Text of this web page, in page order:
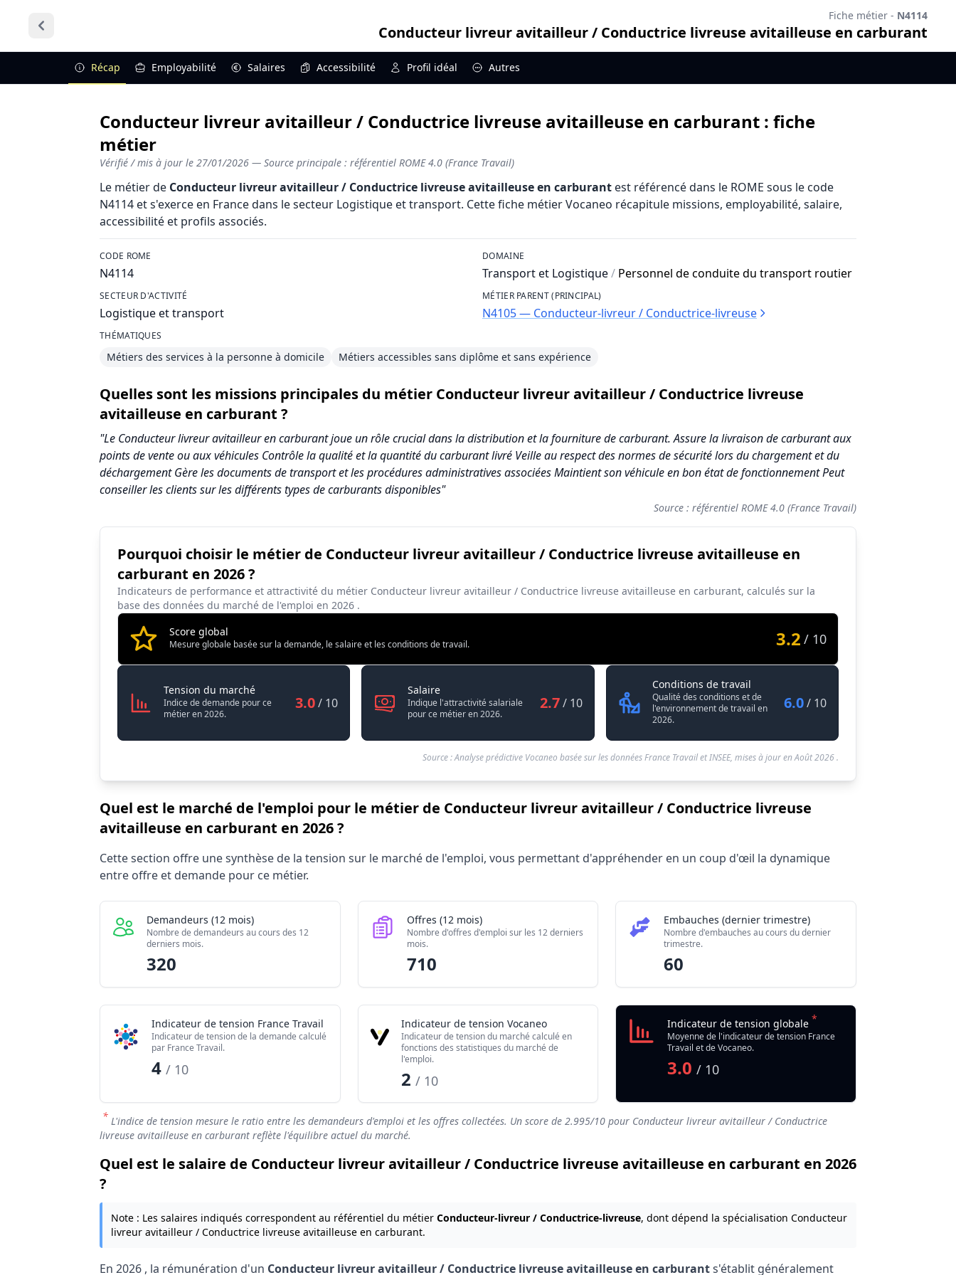
Fiche métier - N4114
Conducteur livreur avitailleur / Conductrice livreuse avitailleuse en carburant
Récap Employabilité Salaires Accessibilité Profil idéal Autres
Conducteur livreur avitailleur / Conductrice livreuse avitailleuse en carburant : fiche
métier
Vérifié / mis à jour le 27/01/2026 — Source principale : référentiel ROME 4.0 (France Travail)
Le métier de Conducteur livreur avitailleur / Conductrice livreuse avitailleuse en carburant est référencé dans le ROME sous le code
N4114 et s'exerce en France dans le secteur Logistique et transport. Cette fiche métier Vocaneo récapitule missions, employabilité, salaire,
accessibilité et profils associés.
CODE ROME
N4114
DOMAINE
Transport et Logistique/ Personnel de conduite du transport routier
SECTEUR D'ACTIVITÉ
Logistique et transport
MÉTIER PARENT (PRINCIPAL)
N4105 — Conducteur-livreur / Conductrice-livreuse
THÉMATIQUES
Métiers des services à la personne à domicile Métiers accessibles sans diplôme et sans expérience
Quelles sont les missions principales du métier Conducteur livreur avitailleur / Conductrice livreuse
avitailleuse en carburant ?
"Le Conducteur livreur avitailleur en carburant joue un rôle crucial dans la distribution et la fourniture de carburant. Assure la livraison de carburant aux
points de vente ou aux véhicules Contrôle la qualité et la quantité du carburant livré Veille au respect des normes de sécurité lors du chargement et du
déchargement Gère les documents de transport et les procédures administratives associées Maintient son véhicule en bon état de fonctionnement Peut
conseiller les clients sur les différents types de carburants disponibles"
Source : référentiel ROME 4.0 (France Travail)
Pourquoi choisir le métier de Conducteur livreur avitailleur / Conductrice livreuse avitailleuse en
carburant en 2026 ?
Indicateurs de performance et attractivité du métier Conducteur livreur avitailleur / Conductrice livreuse avitailleuse en carburant, calculés sur la
base des données du marché de l'emploi en 2026 .
Score global
Mesure globale basée sur la demande, le salaire et les conditions de travail. 3.2 / 10
Synthèse des scores du métier Conducteur livreur avitailleur / Conductrice livreuse avitailleuse en carburant
Indicateur
Attractivité globale
Tension du marché
Salaire
2.7
Conditions de travail
6.0
Tension du marchéConducteur livreur avitailleur / Conductrice livreuse avitailleuse en carburant
Indice de demande pour ce
métier en 2026.
3.0/ 10
SalaireConducteur livreur avitailleur / Conductrice livreuse avitailleuse en carburant
Indique l'attractivité salariale
pour ce métier en 2026.
2.7/ 10
Conditions de travailConducteur livreur avitailleur /
Qualité des conditions et de
l'environnement de travail en
2026.
6.0/ 10
Source : Analyse prédictive Vocaneo basée sur les données France Travail et INSEE, mises à jour enAoût 2026.
Quel est le marché de l'emploi pour le métier de Conducteur livreur avitailleur / Conductrice livreuse
avitailleuse en carburant en 2026 ?
Statistiques recrutement Conducteur livreur avitailleur / Conductrice livreuse avitailleuse en carburant 2026
Indicateur
Offres publiées (12 mois)
Embauches constatées
60
Indice de tension globale
Cette section offre une synthèse de la tension sur le marché de l'emploi, vous permettant d'appréhender en un coup d'œil la dynamique
entre offre et demande pour ce métier.
Demandeurs (12 mois)
Nombre de demandeurs au cours des 12
derniers mois.
320
Offres (12 mois)
Nombre d'offres d'emploi sur les 12 derniers
mois.
710
Embauches (dernier trimestre)
Nombre d'embauches au cours du dernier
trimestre.
60
Indicateur de tension France Travail
Indicateur de tension de la demande calculé
par France Travail.
4 / 10
Indicateur de tension Vocaneo
Indicateur de tension du marché calculé en
fonctions des statistiques du marché de
l'emploi.
2/ 10
Indicateur de tension globale *
Moyenne de l'indicateur de tension France
Travail et de Vocaneo.
3.0/ 10
* L'indice de tension mesure le ratio entre les demandeurs d'emploi et les offres collectées. Un score de 2.995/10 pour Conducteur livreur avitailleur / Conductrice
livreuse avitailleuse en carburant reflète l'équilibre actuel du marché.
Quel est le salaire de Conducteur livreur avitailleur / Conductrice livreuse avitailleuse en carburant en 2026
?
Note : Les salaires indiqués correspondent au référentiel du métier Conducteur-livreur / Conductrice-livreuse, dont dépend la spécialisation Conducteur
livreur avitailleur / Conductrice livreuse avitailleuse en carburant.
En 2026 , la rémunération d'un Conducteur livreur avitailleur / Conductrice livreuse avitailleuse en carburants'établit généralement